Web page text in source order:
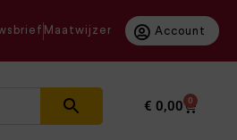
Maatwijzer Account
€ 0,00 0